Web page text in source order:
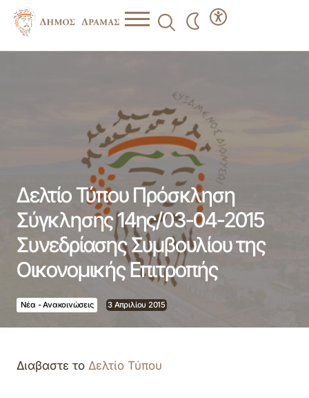
Δελτίο Τύπου Πρόσκληση
Σύγκλησης 14ης/03-04-2015
Συνεδρίασης Συμβουλίου της
Οικονομικής Επιτροπής
Νέα - Ανακοινώσεις 3 Απριλίου 2015
Διαβαστε το Δελτίο Τύπου